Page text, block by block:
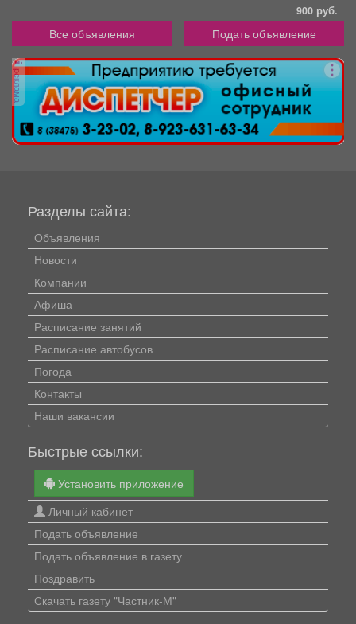
900 руб.
Все объявления Подать объявление
реклама
Разделы сайта:
Объявления
Новости
Компании
Афиша
Расписание занятий
Расписание автобусов
Погода
Контакты
Наши вакансии
Быстрые ссылки:
Установить приложение
Личный кабинет
Подать объявление
Подать объявление в газету
Поздравить
Скачать газету "Частник-М"